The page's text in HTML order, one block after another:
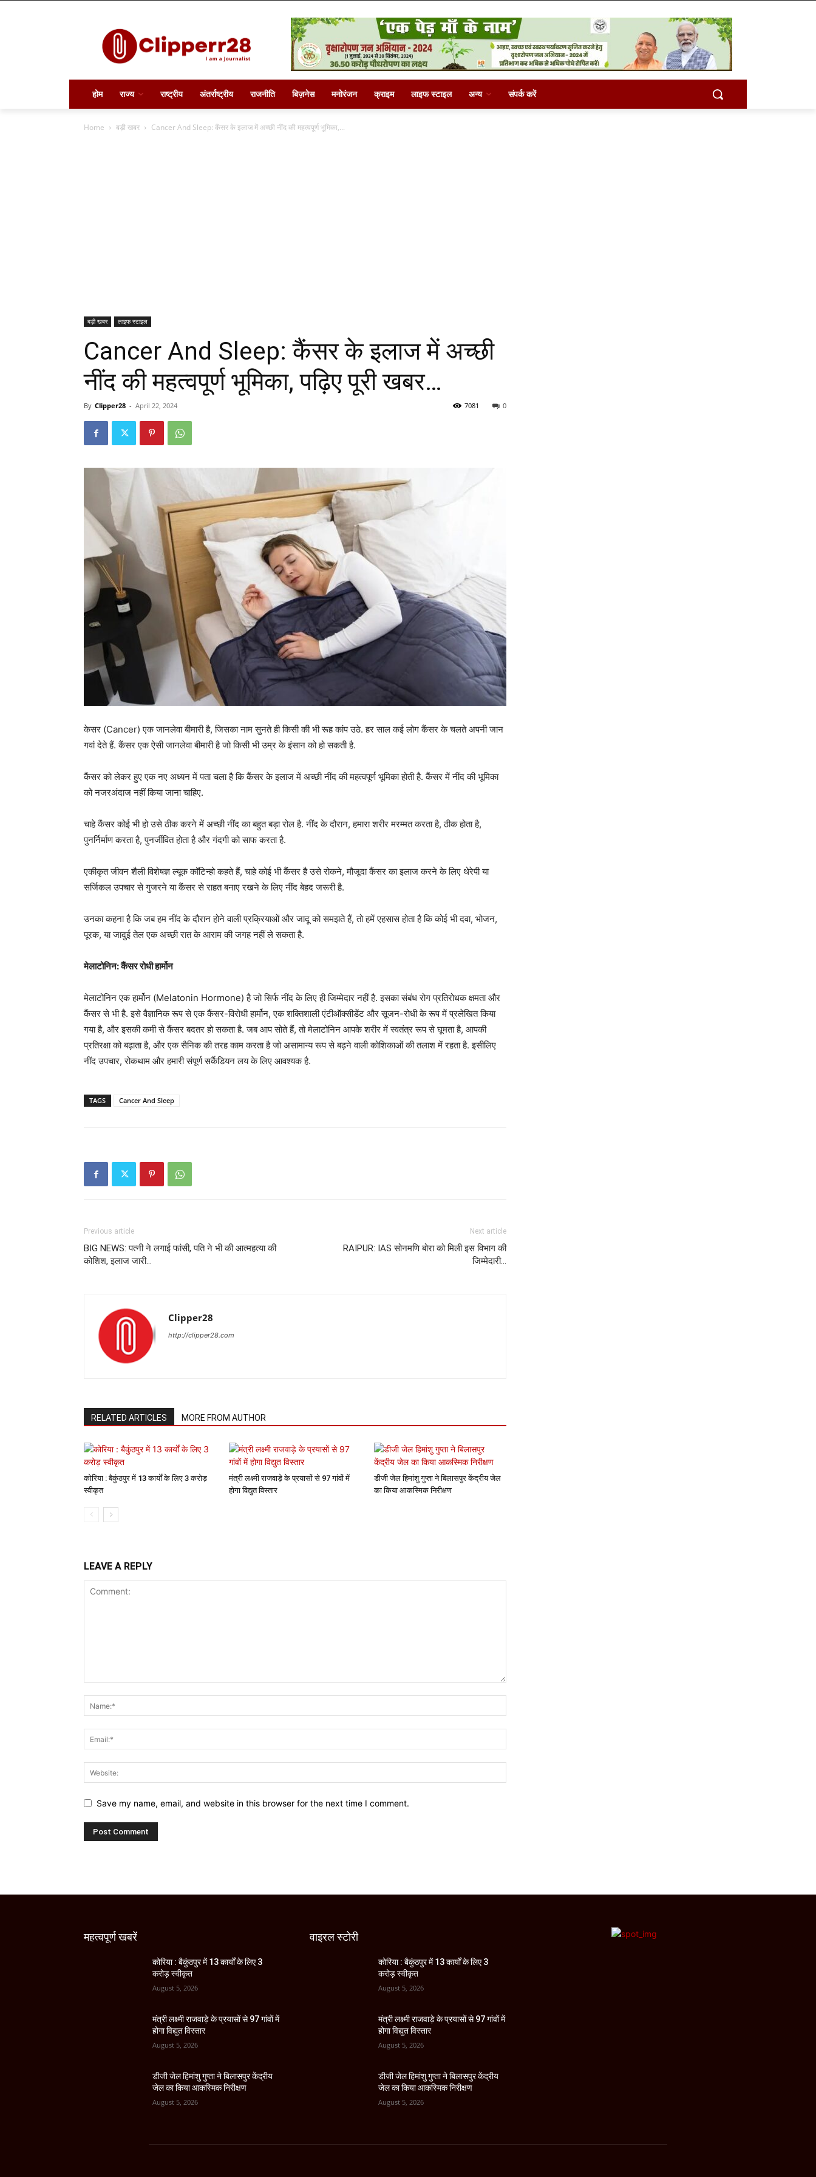
होम राज्य राष्ट्रीय अंतर्राष्ट्रीय राजनीति बिज़नेस मनोरंजन क्राइम लाइफ स्टाइल अन्य संपर्क करें
Home बड़ी खबर Cancer And Sleep: कैंसर के इलाज में अच्छी नींद की महत्वपूर्ण भूमिका,...
बड़ी खबर लाइफ स्टाइल
Cancer And Sleep: कैंसर के इलाज में अच्छी
नींद की महत्वपूर्ण भूमिका, पढ़िए पूरी खबर…
By Clipper28 - April 22, 2024 0
7081
केसर (Cancer) एक जानलेवा बीमारी है, जिसका नाम सुनते ही किसी की भी रूह कांप उठे. हर साल कई लोग कैंसर के चलते अपनी जान
गवां देते हैं. कैंसर एक ऐसी जानलेवा बीमारी है जो किसी भी उम्र के इंसान को हो सकती है.
कैंसर को लेकर हुए एक नए अध्यन में पता चला है कि कैंसर के इलाज में अच्छी नींद की महत्वपूर्ण भूमिका होती है. कैंसर में नींद की भूमिका
को नजरअंदाज नहीं किया जाना चाहिए.
चाहे कैंसर कोई भी हो उसे ठीक करने में अच्छी नींद का बहुत बड़ा रोल है. नींद के दौरान, हमारा शरीर मरम्मत करता है, ठीक होता है,
पुनर्निर्माण करता है, पुनर्जीवित होता है और गंदगी को साफ करता है.
एकीकृत जीवन शैली विशेषज्ञ ल्यूक कॉटिन्हो कहते हैं, चाहे कोई भी कैंसर है उसे रोकने, मौजूदा कैंसर का इलाज करने के लिए थेरेपी या
सर्जिकल उपचार से गुजरने या कैंसर से राहत बनाए रखने के लिए नींद बेहद जरूरी है.
उनका कहना है कि जब हम नींद के दौरान होने वाली प्रक्रियाओं और जादू को समझते हैं, तो हमें एहसास होता है कि कोई भी दवा, भोजन,
पूरक, या जादुई तेल एक अच्छी रात के आराम की जगह नहीं ले सकता है.
मेलाटोनिन: कैंसर रोधी हार्मोन
मेलाटोनिन एक हार्मोन (Melatonin Hormone) है जो सिर्फ नींद के लिए ही जिम्मेदार नहीं है. इसका संबंध रोग प्रतिरोधक क्षमता और
कैंसर से भी है. इसे वैज्ञानिक रूप से एक कैंसर-विरोधी हार्मोन, एक शक्तिशाली एंटीऑक्सीडेंट और सूजन-रोधी के रूप में प्रलेखित किया
गया है, और इसकी कमी से कैंसर बदतर हो सकता है. जब आप सोते हैं, तो मेलाटोनिन आपके शरीर में स्वतंत्र रूप से घूमता है, आपकी
प्रतिरक्षा को बढ़ाता है, और एक सैनिक की तरह काम करता है जो असामान्य रूप से बढ़ने वाली कोशिकाओं की तलाश में रहता है. इसीलिए
नींद उपचार, रोकथाम और हमारी संपूर्ण सर्कैडियन लय के लिए आवश्यक है.
TAGS Cancer And Sleep
Previous article
BIG NEWS: पत्नी ने लगाई फांसी, पति ने भी की आत्महत्या की
कोशिश, इलाज जारी…
Next article
RAIPUR: IAS सोनमणि बोरा को मिली इस विभाग की
जिम्मेदारी…
Clipper28
http://clipper28.com
RELATED ARTICLES MORE FROM AUTHOR
कोरिया : बैकुंठपुर में 13 कार्यों के लिए 3 करोड़
स्वीकृत
मंत्री लक्ष्मी राजवाड़े के प्रयासों से 97 गांवों में
होगा विद्युत विस्तार
डीजी जेल हिमांशु गुप्ता ने बिलासपुर केंद्रीय जेल
का किया आकस्मिक निरीक्षण
LEAVE A REPLY
Save my name, email, and website in this browser for the next time I comment.
महत्वपूर्ण खबरें
कोरिया : बैकुंठपुर में 13 कार्यों के लिए 3
करोड़ स्वीकृत
August 5, 2026
मंत्री लक्ष्मी राजवाड़े के प्रयासों से 97 गांवों में
होगा विद्युत विस्तार
August 5, 2026
डीजी जेल हिमांशु गुप्ता ने बिलासपुर केंद्रीय
जेल का किया आकस्मिक निरीक्षण
August 5, 2026
वाइरल स्टोरी
कोरिया : बैकुंठपुर में 13 कार्यों के लिए 3
करोड़ स्वीकृत
August 5, 2026
मंत्री लक्ष्मी राजवाड़े के प्रयासों से 97 गांवों में
होगा विद्युत विस्तार
August 5, 2026
डीजी जेल हिमांशु गुप्ता ने बिलासपुर केंद्रीय
जेल का किया आकस्मिक निरीक्षण
August 5, 2026